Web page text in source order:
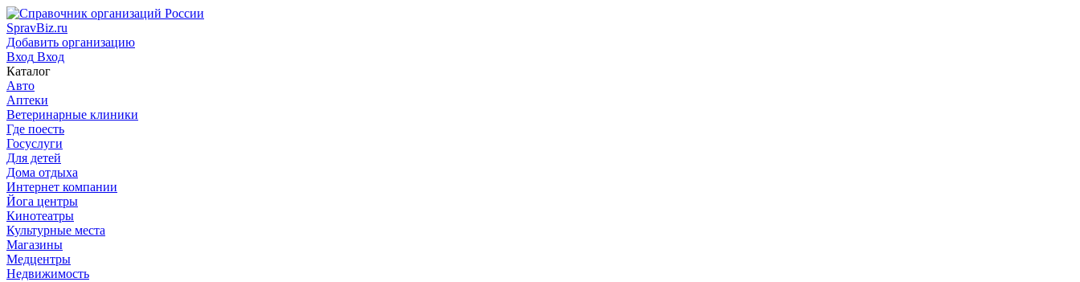
SpravBiz.ru
Добавить организацию
Вход Вход
Каталог
Авто
Аптеки
Ветеринарные клиники
Где поесть
Госуслуги
Для детей
Дома отдыха
Интернет компании
Йога центры
Кинотеатры
Культурные места
Магазины
Медцентры
Недвижимость